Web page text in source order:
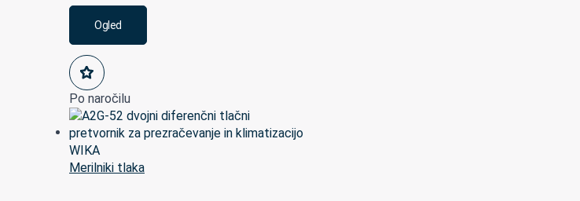
Ogled
Po naročilu
Merilniki tlaka